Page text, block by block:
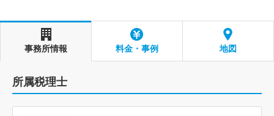
事務所情報 料金・事例 地図
所属税理士